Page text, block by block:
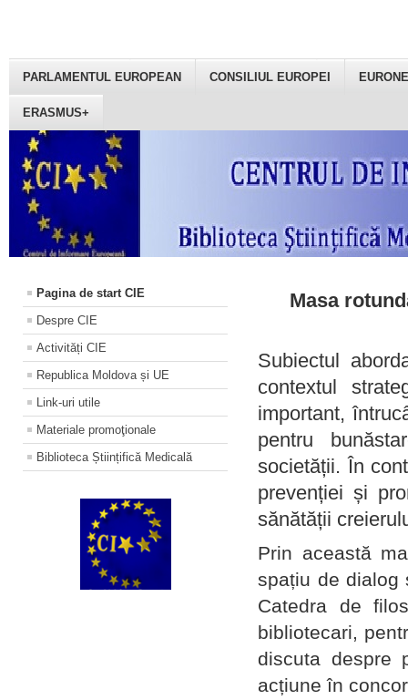
PARLAMENTUL EUROPEAN CONSILIUL EUROPEI
ERASMUS+
Pagina de start CIE
Despre CIE
Activități CIE
Republica Moldova și UE
Link-uri utile
Materiale promoţionale
Biblioteca Științifică Medicală
Masa
Subiectul
contextul
important,
pentru
societății. În
prevenției și
sănătății
Prin această
spațiu de dialog
Catedra de
bibliotecari,
discuta despre
acțiune în